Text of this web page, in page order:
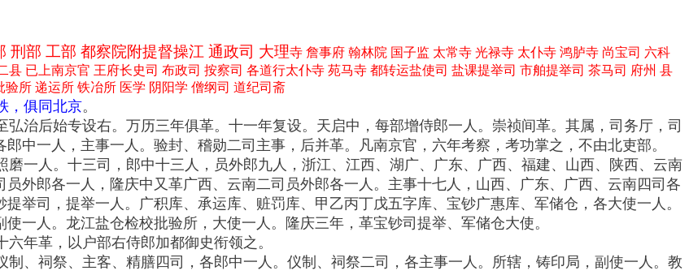
刑部 工部 都察院附提督操江 通政司 大理寺 詹事府 翰林院 国子监 太常寺 光禄寺 太仆寺 鸿胪寺 尚宝司 六科
已上南京官 王府长史司 布政司 按察司 各道行太仆寺 苑马寺 都转运盐使司 盐课提举司 市舶提举司 茶马司 府州 县
所 递运所 铁冶所 医学 阴阳学 僧纲司 道纪司斋
，俱同北京。
弘治后始专设右。万历三年俱革。十一年复设。天启中，每部增侍郎一人。崇祯间革。其属，司务厅，司
中一人，主事一人。验封、稽勋二司主事，后并革。凡南京官，六年考察，考功掌之，不由北吏部。
磨一人。十三司，郎中十三人，员外郎九人，浙江、江西、湖广、广东、广西、福建、山西、陕西、云南
外郎各一人，隆庆中又革广西、云南二司员外郎各一人。主事十七人，山西、广东、广西、云南四司各
举司，提举一人。广积库、承运库、赃罚库、甲乙丙丁戊五字库、宝钞广惠库、军储仓，各大使一人。
一人。龙江盐仓检校批验所，大使一人。隆庆三年，革宝钞司提举、军储仓大使。
年革，以户部右侍郎加都御史衔领之。
制、祠祭、主客、精膳四司，各郎中一人。仪制、祠祭二司，各主事一人。所辖，铸印局，副使一人。教